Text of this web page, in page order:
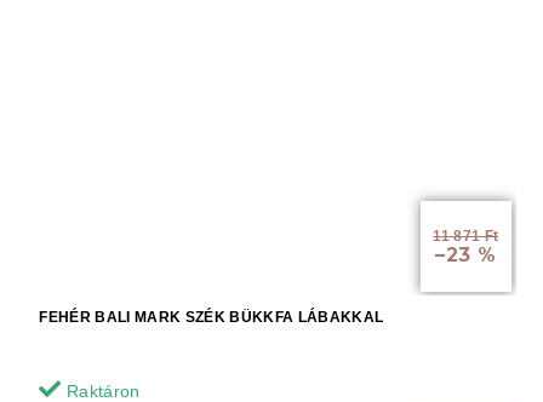
11 871 Ft
–23 %
FEHÉR BALI MARK SZÉK BÜKKFA LÁBAKKAL
Raktáron